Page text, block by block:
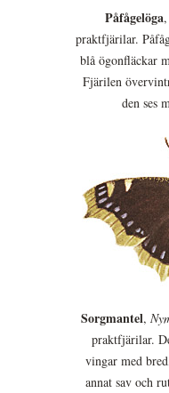
Påfågelöga,
praktfjärilar.
blå ögonfläckar
Fjärilen
den ses
Sorgmantel,
praktfjärilar.
vingar med
annat sav och